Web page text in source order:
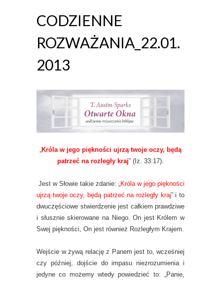
CODZIENNE
ROZWAŻANIA_22.01.
2013
Króla w jego piękności ujrzą twoje oczy, będą
patrzeć na rozległy kraj” (Iz. 33:17).
Jest w Słowie takie zdanie: „ Króla w jego piękności
ujrzą twoje oczy, będą patrzeć na rozległy kraj” i to
dwuczęściowe stwierdzenie jest całkiem prawdziwe
i słusznie skierowane na Niego. On jest Królem w
Swej piękności, On jest również Rozległym Krajem.
Wejście w żywą relację z Panem jest to, wcześniej
czy później, dojście do impasu niezrozumienia i
jedyne co możemy wtedy powiedzieć to: „Panie,